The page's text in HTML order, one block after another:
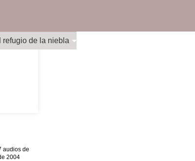
refugio de la niebla
de
2004